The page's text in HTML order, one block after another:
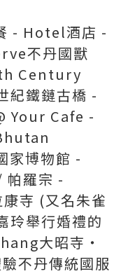
- Hotel酒店 -
不丹國獸
Century
鐵鏈古橋 -
Your Cafe -
博物館 -
羅宗 -
寺 (又名朱雀
玲舉行婚禮的
大昭寺‧
不丹傳統國服